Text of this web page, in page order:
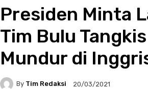
Presiden Minta
Tim Bulu
Mundur di
By Tim Redaksi 20/03/2021